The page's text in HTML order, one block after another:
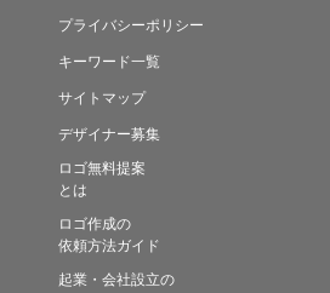
プライバシーポリシー
キーワード一覧
サイトマップ
デザイナー募集
ロゴ無料提案
とは
ロゴ作成の
依頼方法ガイド
起業・会社設立の